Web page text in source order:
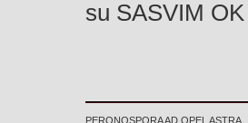
su SASVIM
PERONOSPORA AD OPEL